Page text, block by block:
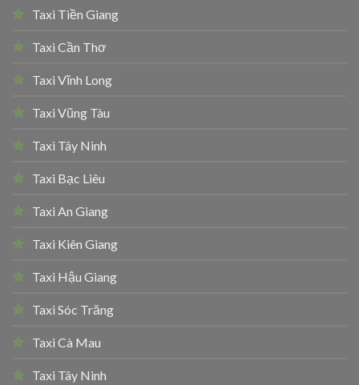
Taxi Tiền Giang
Taxi Cần Thơ
Taxi Vĩnh Long
Taxi Vũng Tàu
Taxi Tây Ninh
Taxi Bạc Liêu
Taxi An Giang
Taxi Kiên Giang
Taxi Hậu Giang
Taxi Sóc Trăng
Taxi Cà Mau
Taxi Tây Ninh